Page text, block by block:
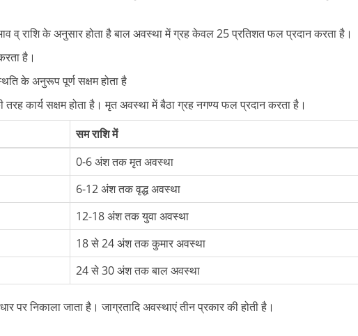
व् राशि के अनुसार होता है बाल अवस्था में ग्रह केवल 25 प्रतिशत फल प्रदान करता है।
है।
के अनुरूप पूर्ण सक्षम होता है
कार्य सक्षम होता है। मृत अवस्था में बैठा ग्रह नगण्य फल प्रदान करता है।
सम राशि में
0-6 अंश तक मृत अवस्था
6-12 अंश तक वृद्ध अवस्था
12-18 अंश तक युवा अवस्था
18 से 24 अंश तक कुमार अवस्था
24 से 30 अंश तक बाल अवस्था
निकाला जाता है। जाग्रतादि अवस्थाएं तीन प्रकार की होती है।